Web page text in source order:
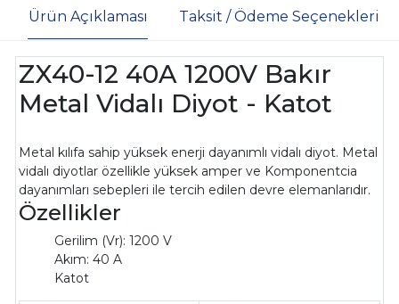
Ürün Açıklaması Taksit / Ödeme Seçenekleri
ZX40-12 40A 1200V Bakır
Metal Vidalı Diyot - Katot
Metal kılıfa sahip yüksek enerji dayanımlı vidalı diyot. Metal
vidalı diyotlar özellikle yüksek amper ve Komponentcia
dayanımları sebepleri ile tercih edilen devre elemanlarıdır.
Özellikler
Gerilim (Vr): 1200 V
Akım: 40 A
Katot